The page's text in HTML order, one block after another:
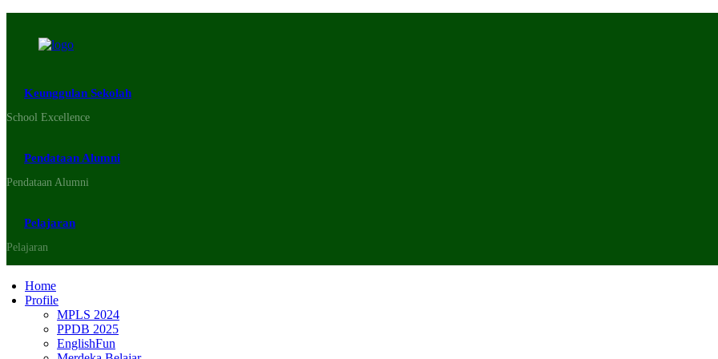
Keunggulan Sekolah
School Excellence
Pendataan Alumni
Pendataan Alumni
Pelajaran
Pelajaran
Home
Profile
MPLS 2024
PPDB 2025
EnglishFun